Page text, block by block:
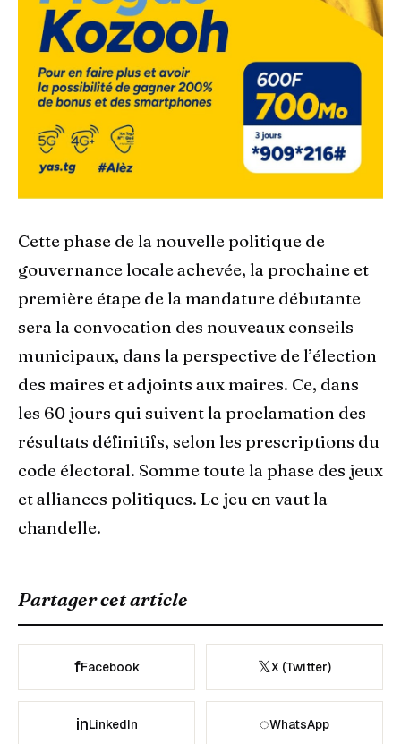
Cette phase de la nouvelle politique de
gouvernance locale achevée, la prochaine et
première étape de la mandature débutante
sera la convocation des nouveaux conseils
municipaux, dans la perspective de l’élection
des maires et adjoints aux maires. Ce, dans
les 60 jours qui suivent la proclamation des
résultats définitifs, selon les prescriptions du
code électoral. Somme toute la phase des jeux
et alliances politiques. Le jeu en vaut la
chandelle.
Partager cet article
fFacebook 𝕏X (Twitter)
inLinkedIn ◌WhatsApp